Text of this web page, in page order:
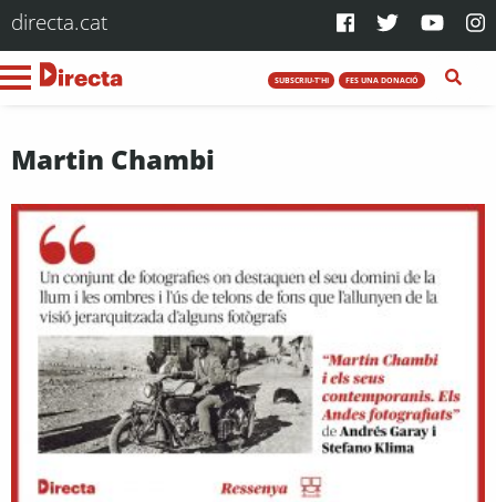
directa.cat
SUBSCRIU-T'HI FES UNA DONACIÓ
Martin Chambi